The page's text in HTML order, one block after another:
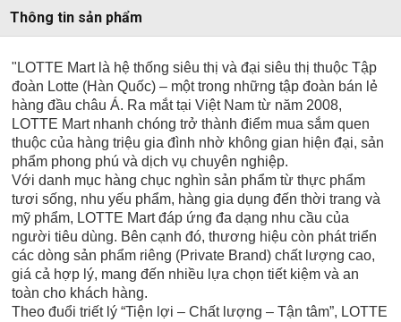
Thông tin sản phẩm
"LOTTE Mart là hệ thống siêu thị và đại siêu thị thuộc Tập
đoàn Lotte (Hàn Quốc) – một trong những tập đoàn bán lẻ
hàng đầu châu Á. Ra mắt tại Việt Nam từ năm 2008,
LOTTE Mart nhanh chóng trở thành điểm mua sắm quen
thuộc của hàng triệu gia đình nhờ không gian hiện đại, sản
phẩm phong phú và dịch vụ chuyên nghiệp.
Với danh mục hàng chục nghìn sản phẩm từ thực phẩm
tươi sống, nhu yếu phẩm, hàng gia dụng đến thời trang và
mỹ phẩm, LOTTE Mart đáp ứng đa dạng nhu cầu của
người tiêu dùng. Bên cạnh đó, thương hiệu còn phát triển
các dòng sản phẩm riêng (Private Brand) chất lượng cao,
giá cả hợp lý, mang đến nhiều lựa chọn tiết kiệm và an
toàn cho khách hàng.
Theo đuổi triết lý “Tiện lợi – Chất lượng – Tận tâm”, LOTTE